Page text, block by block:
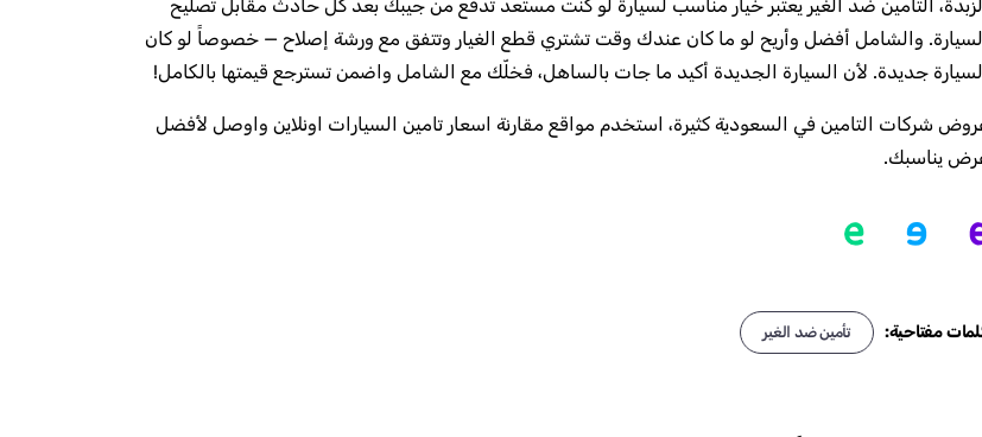
التامين ضد الغير يعتبر خيار مناسب لسيارة لو كنت مستعد تدفع من جيبك بعد كل حادث مقابل تصليح
والشامل أفضل وأريح لو ما كان عندك وقت تشتري قطع الغيار وتتفق مع ورشة إصلاح — خصوصاً لو كان
جديدة. لأن السيارة الجديدة أكيد ما جات بالساهل، فخلّك مع الشامل واضمن تسترجع قيمتها بالكامل!
شركات التامين في السعودية كثيرة، استخدم مواقع مقارنة اسعار تامين السيارات اونلاين واوصل لأفضل
يناسبك.
مفتاحية: تأمين ضد الغير